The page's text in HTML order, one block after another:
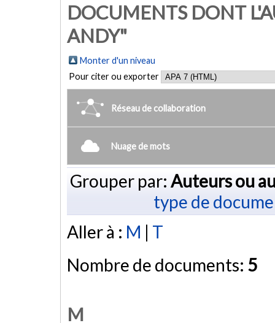
DOCUMENTS DONT
ANDY"
Monter d'un niveau
Pour citer ou exporter
Réseau de collaboration
Nuage de mots
Grouper par: Auteurs ou
type de
Aller à : M | T
Nombre de documents: 5
M